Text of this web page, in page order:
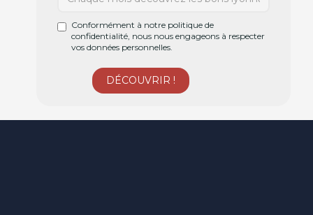
Conformément à notre politique de
confidentialité, nous nous engageons à respecter
vos données personnelles.